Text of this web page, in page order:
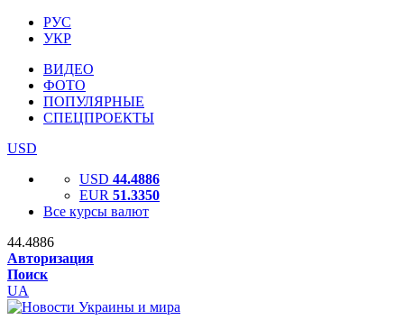
РУС
УКР
ВИДЕО
ФОТО
ПОПУЛЯРНЫЕ
СПЕЦПРОЕКТЫ
USD
USD 44.4886
EUR 51.3350
Все курсы валют
44.4886
Авторизация
Поиск
UA